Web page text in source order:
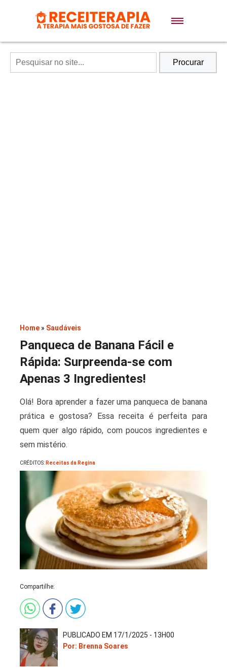
Doces e Sobremesas
Air Fryer
Procurar
Home » Saudáveis
Panqueca de Banana Fácil e
Rápida: Surpreenda-se com
Apenas 3 Ingredientes!
Olá! Bora aprender a fazer uma panqueca de banana
prática e gostosa? Essa receita é perfeita para
quem quer algo rápido, com poucos ingredientes e
sem mistério.
CRÉDITOS: Receitas da Regina
Compartilhe:
PUBLICADO EM 17/1/2025 - 13H00
Por: Brenna Soares